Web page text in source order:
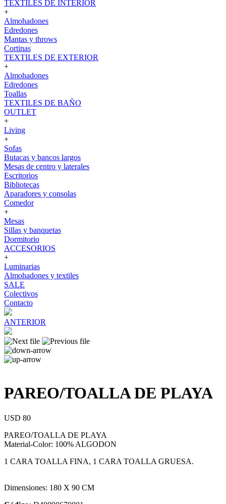
TEXTILES DE INTERIOR
+
Almohadones
Edredones
Mantas y throws
Cortinas
TEXTILES DE EXTERIOR
+
Almohadones
Edredones
Toallas
TEXTILES DE BAÑO
OUTLET
+
Living
+
Sofas
Butacas y bancos largos
Mesas de centro y laterales
Escritorios
Bibliotecas
Aparadores y consolas
Comedor
+
Mesas
Sillas y banquetas
Dormitorio
ACCESORIOS
+
Luminarias
Almohadones y textiles
SALE
Colectivos
Contacto
ANTERIOR
PAREO/TOALLA DE PLAYA
USD 80
PAREO/TOALLA DE PLAYA
Material-Color: 100% ALGODON
1 CARA TOALLA FINA, 1 CARA TOALLA GRUESA.
Dimensiones: 180 X 90 CM